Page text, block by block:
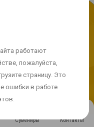
Сувениры Контакты
права защищены
соглашаетесь с
файлов.
работают
пожалуйста,
страницу. Это
ошибки в работе